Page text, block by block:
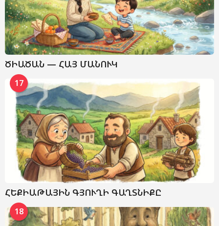
ԾԻԱԾԱՆ — ՀԱՅ ՄԱՆՈՒԿ
17
ՀԵՔԻԱԹԱՅԻՆ ԳՅՈՒՂԻ ԳԱՂՏՆԻՔԸ
18